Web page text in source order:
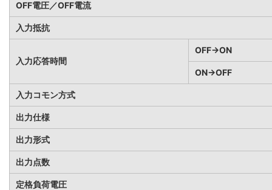
OFF電圧／OFF電流
入力抵抗
入力応答時間
OFF→ON
ON→OFF
入力コモン方式
出力仕様
出力形式
出力点数
定格負荷電圧